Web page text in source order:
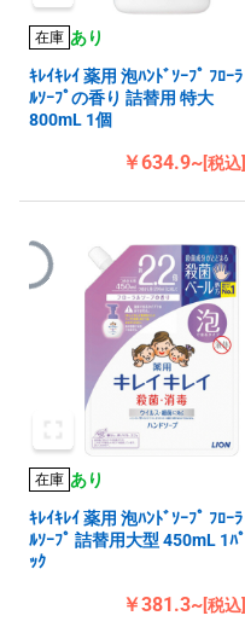
在庫 あり
ｷﾚｲｷﾚｲ 薬用 泡ﾊﾝﾄﾞｿｰﾌﾟ ﾌﾛｰﾗ
ﾙｿｰﾌﾟの香り 詰替用 特大
800mL 1個
￥634.9~[税込]
在庫 あり
ｷﾚｲｷﾚｲ 薬用 泡ﾊﾝﾄﾞｿｰﾌﾟ ﾌﾛｰﾗ
ﾙｿｰﾌﾟ 詰替用大型 450mL 1ﾊﾟ
ｯｸ
￥381.3~[税込]